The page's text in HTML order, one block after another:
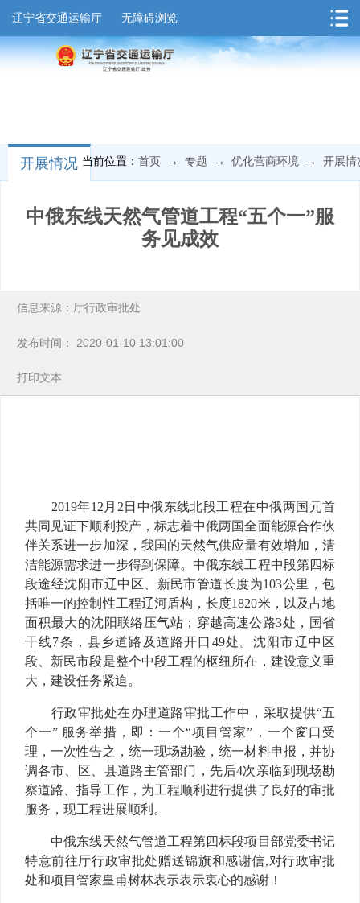
辽宁省交通运输厅 无障碍浏览
开展情况 当前位置： 首页 → 专题 → 优化营商环境 → 开展情
中俄东线天然气管道工程“五个一”服
务见成效
信息来源：厅行政审批处
发布时间： 2020-01-10 13:01:00
打印文本
2019年12月2日中俄东线北段工程在中俄两国元首
共同见证下顺利投产，标志着中俄两国全面能源合作伙
伴关系进一步加深，我国的天然气供应量有效增加，清
洁能源需求进一步得到保障。中俄东线工程中段第四标
段途经沈阳市辽中区、新民市管道长度为103公里，包
括唯一的控制性工程辽河盾构，长度1820米，以及占地
面积最大的沈阳联络压气站；穿越高速公路3处，国省
干线7条，县乡道路及道路开口49处。沈阳市辽中区
段、新民市段是整个中段工程的枢纽所在，建设意义重
大，建设任务紧迫。
行政审批处在办理道路审批工作中，采取提供“五
个一” 服务举措，即：一个“项目管家”，一个窗口受
理，一次性告之，统一现场勘验，统一材料申报，并协
调各市、区、县道路主管部门，先后4次亲临到现场勘
察道路、指导工作，为工程顺利进行提供了良好的审批
服务，现工程进展顺利。
中俄东线天然气管道工程第四标段项目部党委书记
特意前往厅行政审批处赠送锦旗和感谢信,对行政审批
处和项目管家皇甫树林表示表示衷心的感谢！